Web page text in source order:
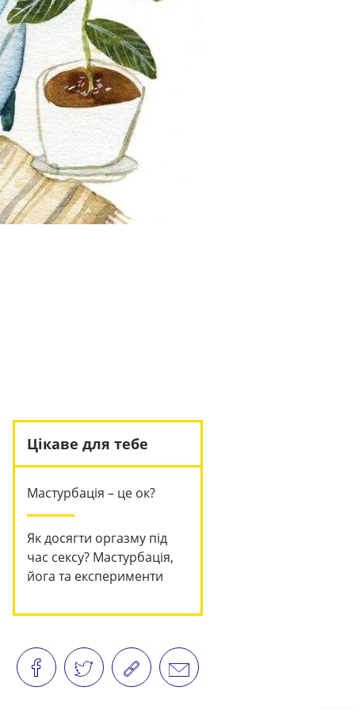
Цікаве для тебе
Мастурбація – це ок?
Як досягти оргазму під
час сексу? Мастурбація,
йога та експерименти